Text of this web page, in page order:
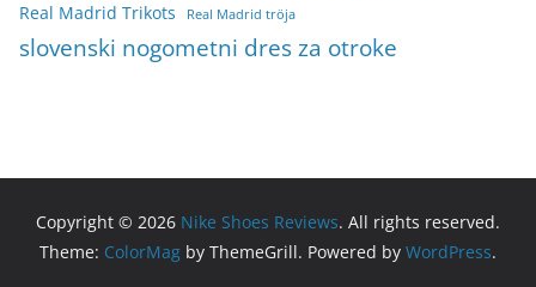
Real Madrid Trikots Real Madrid tröja
slovenski nogometni dres za otroke
Copyright © 2026 Nike Shoes Reviews. All rights reserved.
Theme: ColorMag by ThemeGrill. Powered by WordPress.